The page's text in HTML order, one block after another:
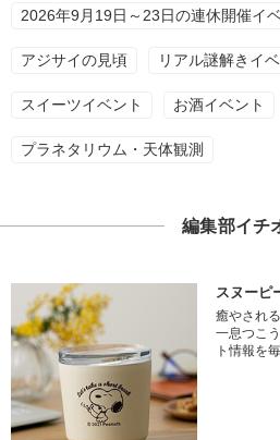
2026年9月19日～23日の連休開催イ
アジサイの見頃 リアル謎解きイ
スイーツイベント お酒イベント
プラネタリウム・天体観測
編集部イチ
スヌーピ
癒やされ
一息つこ
ト情報を